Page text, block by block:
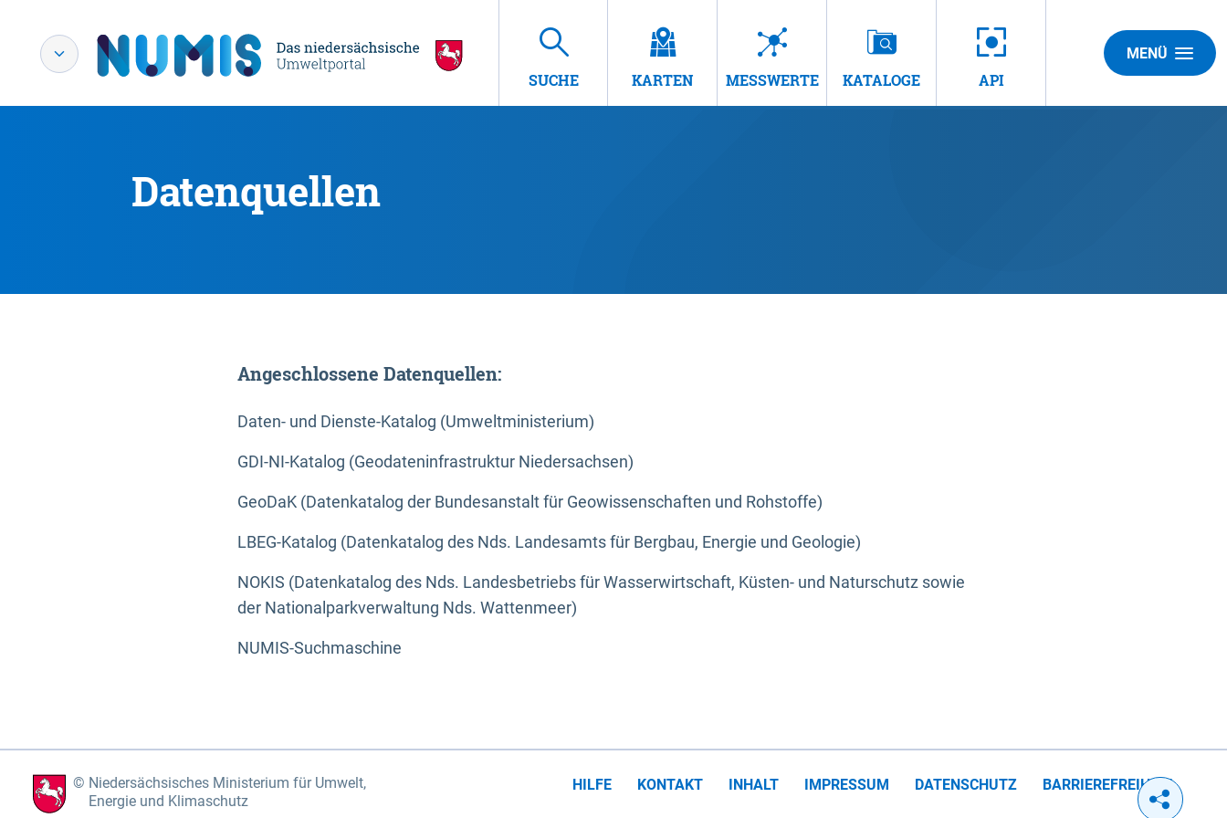
SUCHE KARTEN MESSWERTE KATALOGE API
MENÜ
Datenquellen
Angeschlossene Datenquellen:
Daten- und Dienste-Katalog (Umweltministerium)
GDI-NI-Katalog (Geodateninfrastruktur Niedersachsen)
GeoDaK (Datenkatalog der Bundesanstalt für Geowissenschaften und Rohstoffe)
LBEG-Katalog (Datenkatalog des Nds. Landesamts für Bergbau, Energie und Geologie)
NOKIS (Datenkatalog des Nds. Landesbetriebs für Wasserwirtschaft, Küsten- und Naturschutz sowie
der Nationalparkverwaltung Nds. Wattenmeer)
NUMIS-Suchmaschine
Niedersächsisches Ministerium für Umwelt,
Energie und Klimaschutz
HILFE KONTAKT INHALT IMPRESSUM DATENSCHUTZ BARRIEREFREIHEIT